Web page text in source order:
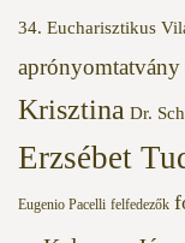
34. Eucharisztikus
aprónyomtatvány
Krisztina Dr.
Erzsébet
Eugenio Pacelli felfedezők